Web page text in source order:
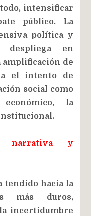
intensificar
público. La
política y
despliega en
amplificación de
el intento de
social como
la
narrativa y
tendido hacia la
más duros,
incertidumbre